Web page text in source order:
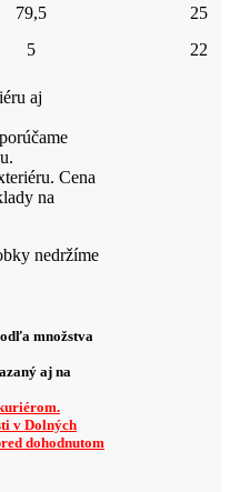
79,5
25
5 22
aj
Cena
na
nedržíme
množstva
aj na
v Dolných
dohodnutom